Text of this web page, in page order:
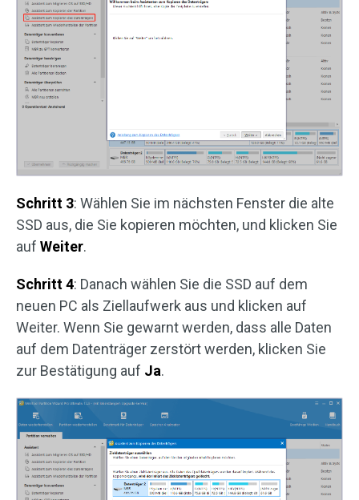
Schritt 3: Wählen Sie im nächsten Fenster die alte
SSD aus, die Sie kopieren möchten, und klicken Sie
auf Weiter.
Schritt 4: Danach wählen Sie die SSD auf dem
neuen PC als Ziellaufwerk aus und klicken auf
Weiter. Wenn Sie gewarnt werden, dass alle Daten
auf dem Datenträger zerstört werden, klicken Sie
zur Bestätigung auf Ja.